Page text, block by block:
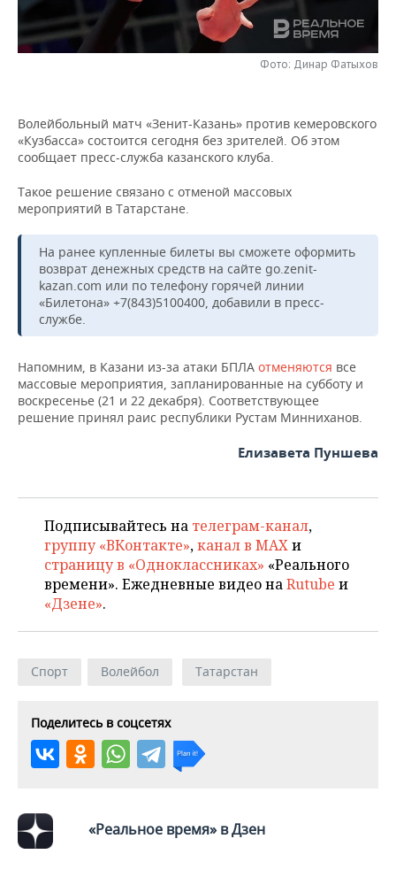
НЕФТЕХИМИЯ
НЕФТЬ
ЭНЕРГЕТИКА
РОЗНИЧНАЯ ТОРГОВЛЯ
УСЛУГИ
НОВОСТИ ТЕХНОЛОГИЙ
МЕДИА
ТЕЛЕКОММУНИКАЦИИ
МЕРОПРИЯТИЯ
ВЫЕЗДНАЯ РЕДАКЦИЯ
БИЗНЕС-БРАНЧИ
ONLINE-КОНФЕРЕНЦИИ
ОТКРЫТАЯ ЛЕКЦИЯ
НОВОСТИ СПОРТА
ФУТБОЛ
ХОККЕЙ
БАСКЕТБОЛ
ВОЛЕЙБОЛ
КИБЕРСПОРТ
ФИГУРНОЕ КАТАНИЕ
ВОДНЫЕ ВИДЫ СПОРТА
ОБЩЕСТВО
НОВОСТИ ОБЩЕСТВА
ВЛАСТЬ
ИНФРАСТРУКТУРА
ИСТОРИЯ
КУЛЬТУРА
МЕДИЦИНА
ОБРАЗОВАНИЕ
ФОТОГАЛЕРЕЯ
СЮЖЕТЫ
СПРАВОЧНИК
СПИСОК ПЕРСОН
СПИСОК КОМПАНИЙ
ПОЛНАЯ ВЕРСИЯ
Фото: Динар Фатыхов
Волейбольный матч «Зенит-Казань» против кемеровского
«Кузбасса» состоится сегодня без зрителей. Об этом
сообщает пресс-служба казанского клуба.
Такое решение связано с отменой массовых
мероприятий в Татарстане.
На ранее купленные билеты вы сможете оформить
возврат денежных средств на сайте go.zenit-
kazan.com или по телефону горячей линии
«Билетона» +7(843)5100400, добавили в пресс-
службе.
Напомним, в Казани из-за атаки БПЛА отменяются все
массовые мероприятия, запланированные на субботу и
воскресенье (21 и 22 декабря). Соответствующее
решение принял раис республики Рустам Минниханов.
Елизавета Пуншева
Подписывайтесь на телеграм-канал,
группу «ВКонтакте»,канал в MAXи
страницу в «Одноклассниках» «Реального
времени». Ежедневные видео наRutube и
«Дзене».
Спорт Волейбол Татарстан
Поделитесь в соцсетях
«Реальное время» в Дзен